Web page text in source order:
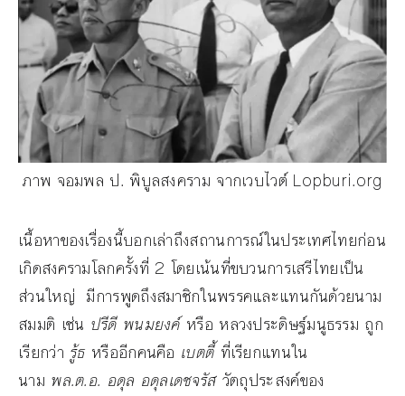
ภาพ จอมพล ป. พิบูลสงคราม จากเวบไวต์ Lopburi.org
เนื้อหาของเรื่องนี้บอกเล่าถึงสถานการณ์ในประเทศไทยก่อน
เกิดสงครามโลกครั้งที่ 2 โดยเน้นที่ขบวนการเสรีไทยเป็น
ส่วนใหญ่ มีการพูดถึงสมาชิกในพรรคและแทนกันด้วยนาม
สมมติ เช่น ปรีดี พนมยงค์หรือ หลวงประดิษฐ์มนูธรรม ถูก
เรียกว่ารู้ธ หรืออีกคนคือ เบตตี้ ที่เรียกแทนใน
นาม พล.ต.อ. อดุล อดุลเดชจรัสวัตถุประสงค์ของ